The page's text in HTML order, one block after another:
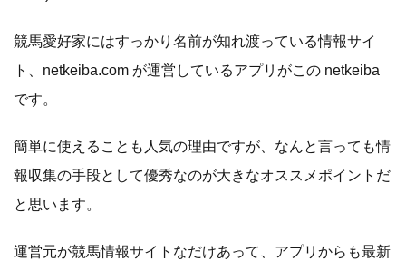
競馬愛好家にはすっかり名前が知れ渡っている情報サイ
ト、netkeiba.com が運営しているアプリがこの netkeiba
です。
簡単に使えることも人気の理由ですが、なんと言っても情
報収集の手段として優秀なのが大きなオススメポイントだ
と思います。
運営元が競馬情報サイトなだけあって、アプリからも最新